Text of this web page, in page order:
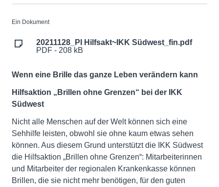
Ein Dokument
20211128_PI Hilfsakt~IKK Südwest_fin.pdf
PDF - 208 kB
Wenn eine Brille das ganze Leben verändern kann
Hilfsaktion „Brillen ohne Grenzen“ bei der IKK
Südwest
Nicht alle Menschen auf der Welt können sich eine
Sehhilfe leisten, obwohl sie ohne kaum etwas sehen
können. Aus diesem Grund unterstützt die IKK Südwest
die Hilfsaktion „Brillen ohne Grenzen“: Mitarbeiterinnen
und Mitarbeiter der regionalen Krankenkasse können
Brillen, die sie nicht mehr benötigen, für den guten